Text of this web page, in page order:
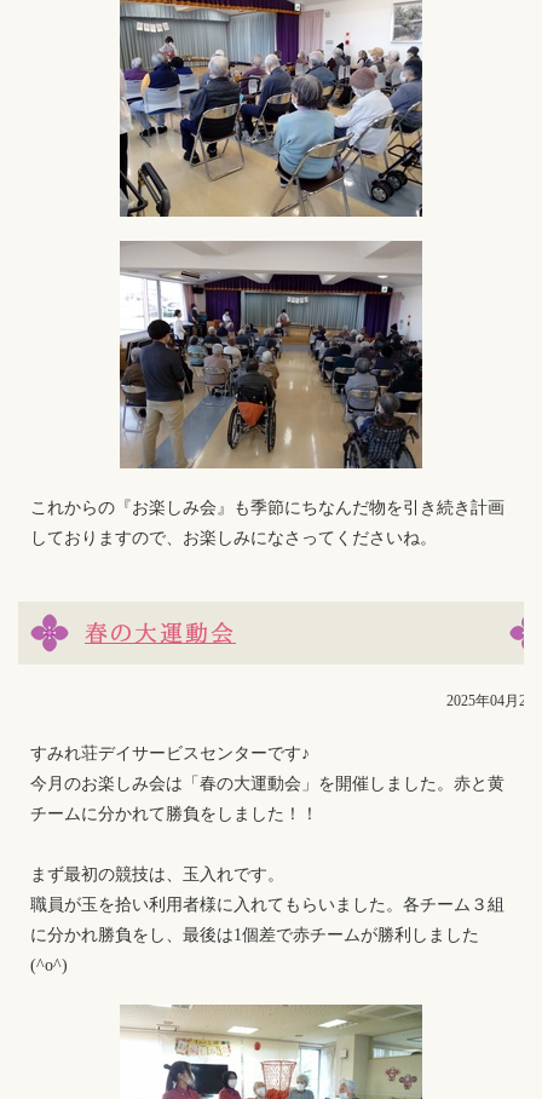
これからの『お楽しみ会』も季節にちなんだ物を引き続き計画
しておりますので、お楽しみになさってくださいね。
春の大運動会
2025年04月25
すみれ荘デイサービスセンターです♪
今月のお楽しみ会は「春の大運動会」を開催しました。赤と黄
チームに分かれて勝負をしました！！
まず最初の競技は、玉入れです。
職員が玉を拾い利用者様に入れてもらいました。各チーム３組
に分かれ勝負をし、最後は1個差で赤チームが勝利しました
(^o^)